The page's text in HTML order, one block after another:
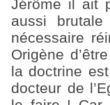
Jérôme il ait
aussi
nécessaire
Origène
la doctrine
docteur de